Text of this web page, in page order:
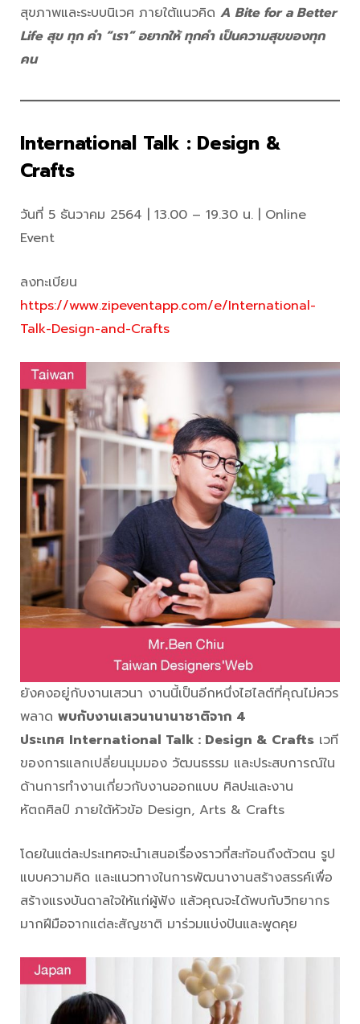
สุขภาพและระบบนิเวศ ภายใต้แนวคิด A Bite for a Better
Life สุข ทุก คำ “เรา” อยากให้ ทุกคำ เป็นความสุขของทุก
คน
International Talk : Design &
Crafts
วันที่ 5 ธันวาคม 2564 | 13.00 – 19.30 น. | Online
Event
ลงทะเบียน
https://www.zipeventapp.com/e/International-
Talk-Design-and-Crafts
ยังคงอยู่กับงานเสวนา งานนี้เป็นอีกหนึ่งไฮไลต์ที่คุณไม่ควร
พลาด พบกับงานเสวนานานาชาติจาก 4
ประเทศ International Talk : Design & Crafts เวที
ของการแลกเปลี่ยนมุมมอง วัฒนธรรม และประสบการณ์ใน
ด้านการทำงานเกี่ยวกับงานออกแบบ ศิลปะและงาน
หัตถศิลป์ ภายใต้หัวข้อ Design, Arts & Crafts
โดยในแต่ละประเทศจะนำเสนอเรื่องราวที่สะท้อนถึงตัวตน รูป
แบบความคิด และแนวทางในการพัฒนางานสร้างสรรค์เพื่อ
สร้างแรงบันดาลใจให้แก่ผู้ฟัง แล้วคุณจะได้พบกับวิทยากร
มากฝีมือจากแต่ละสัญชาติ มาร่วมแบ่งปันและพูดคุย